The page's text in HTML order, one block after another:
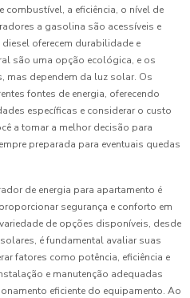
a eficiência, o nível de
a gasolina são acessíveis e
oferecem durabilidade e
são uma opção ecológica, e os
mas dependem da luz solar. Os
fontes de energia, oferecendo
específicas e considerar o custo
a tomar a melhor decisão para
preparada para eventuais quedas
de energia para apartamento é
segurança e conforto em
de opções disponíveis, desde
é fundamental avaliar suas
fatores como potência, eficiência e
e manutenção adequadas
eficiente do equipamento. Ao